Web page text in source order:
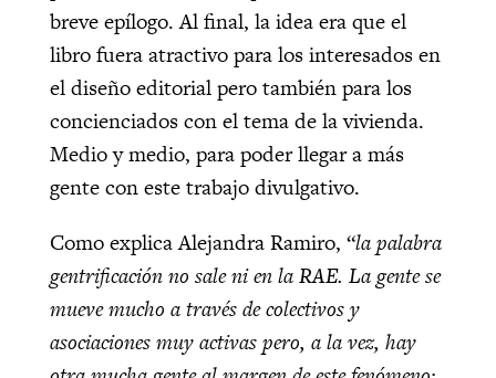
breve epílogo. Al final, la idea era que el
libro fuera atractivo para los interesados en
el diseño editorial pero también para los
concienciados con el tema de la vivienda.
Medio y medio, para poder llegar a más
gente con este trabajo divulgativo.
Como explica Alejandra Ramiro, “la palabra
gentrificación no sale ni en la RAE. La gente se
mueve mucho a través de colectivos y
asociaciones muy activas pero, a la vez, hay